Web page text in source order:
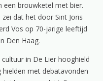
een brouwketel met bier.
dat het door Sint Joris
Vos op 70-jarige leeftijd
Den Haag.
in De Lier hooghield
hielden met debatavonden